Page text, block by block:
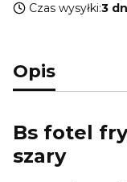
Czas wysyłki:3
Opis
Bs fotel
szary